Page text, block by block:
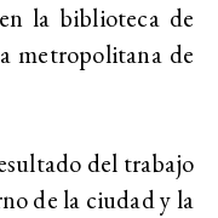
la biblioteca de
metropolitana de
del trabajo
de la ciudad y la